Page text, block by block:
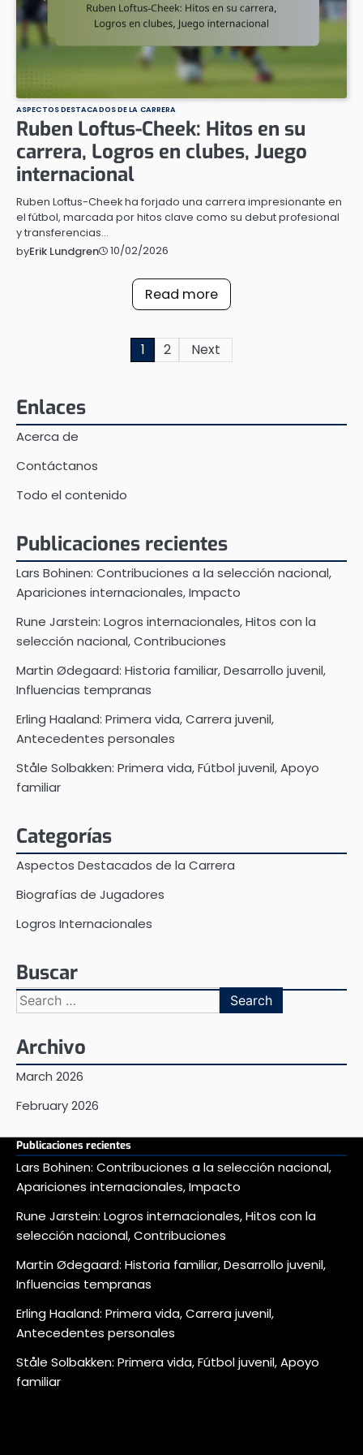
ASPECTOS DESTACADOS DE LA CARRERA
Ruben Loftus-Cheek: Hitos en su
carrera, Logros en clubes, Juego
internacional
Ruben Loftus-Cheek ha forjado una carrera impresionante en
el fútbol, marcada por hitos clave como su debut profesional
y transferencias…
byErik Lundgren 10/02/2026
Read more
1 2 Next
Enlaces
Acerca de
Contáctanos
Todo el contenido
Publicaciones recientes
Lars Bohinen: Contribuciones a la selección nacional,
Apariciones internacionales, Impacto
Rune Jarstein: Logros internacionales, Hitos con la
selección nacional, Contribuciones
Martin Ødegaard: Historia familiar, Desarrollo juvenil,
Influencias tempranas
Erling Haaland: Primera vida, Carrera juvenil,
Antecedentes personales
Ståle Solbakken: Primera vida, Fútbol juvenil, Apoyo
familiar
Categorías
Aspectos Destacados de la Carrera
Biografías de Jugadores
Logros Internacionales
Buscar
Search
for:
Archivo
March 2026
February 2026
Publicaciones recientes
Lars Bohinen: Contribuciones a la selección nacional,
Apariciones internacionales, Impacto
Rune Jarstein: Logros internacionales, Hitos con la
selección nacional, Contribuciones
Martin Ødegaard: Historia familiar, Desarrollo juvenil,
Influencias tempranas
Erling Haaland: Primera vida, Carrera juvenil,
Antecedentes personales
Ståle Solbakken: Primera vida, Fútbol juvenil, Apoyo
familiar